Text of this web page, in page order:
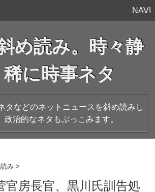
NAVI
め読み。時々静
稀に時事ネタ
タなどのネットニュースを斜め読みし
政治的なネタもぶっこみます。
み >
官房長官、黒川氏訓告処